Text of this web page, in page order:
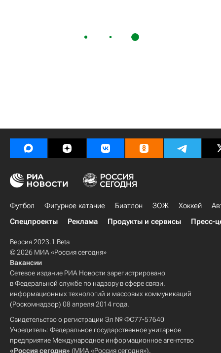
Футбол Фигурное катание Биатлон ЗОЖ Хоккей
Спецпроекты
Реклама Продукты и сервисы Пресс-
Версия 2023.1 Beta
© 2026 МИА «Россия сегодня»
Вакансии
Сетевое издание РИА Новости зарегистрировано
в Федеральной службе по надзору в сфере связи,
информационных технологий и массовых коммуникаций
(Роскомнадзор) 08 апреля 2014 года.
Свидетельство о регистрации Эл № ФС77-57640
Учредитель: Федеральное государственное унитарное
предприятие Международное информационное агентство
«Россия сегодня» (МИА «Россия сегодня»).